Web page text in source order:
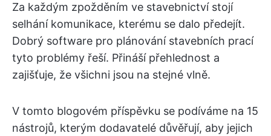
Za každým zpožděním ve stavebnictví stojí
selhání komunikace, kterému se dalo předejít.
Dobrý software pro plánování stavebních prací
tyto problémy řeší. Přináší přehlednost a
zajišťuje, že všichni jsou na stejné vlně.
V tomto blogovém příspěvku se podíváme na 15
nástrojů, kterým dodavatelé důvěřují, aby jejich